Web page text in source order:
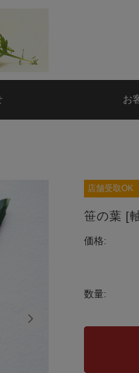
お
店舗受取OK
笹の葉 [
価格:
数量: